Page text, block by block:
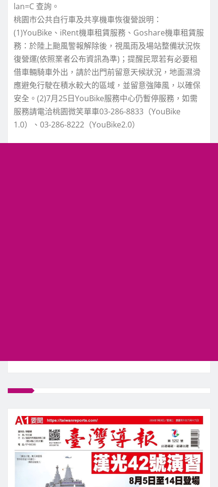
lan=C 查詢。
桃園市公共自行車及共享機車恢復營說明：
(1)YouBike、iRent機車租賃服務、Goshare機車租賃服
務：於陸上颱風警報解除後，視風雨及場站整備狀況恢
復營運(依照業者公布資訊為準)；提醒民眾若有必要租
借車輛騎車外出，請於出門前留意天候狀況，地面濕滑
應避免行駛在積水較大的區域，並留意強陣風，以確保
安全。(2)7月25日YouBike服務中心仍暫停服務，如需
服務請電洽桃園微笑單車03-286-8833（YouBike
1.0）、03-286-8222（YouBike2.0）